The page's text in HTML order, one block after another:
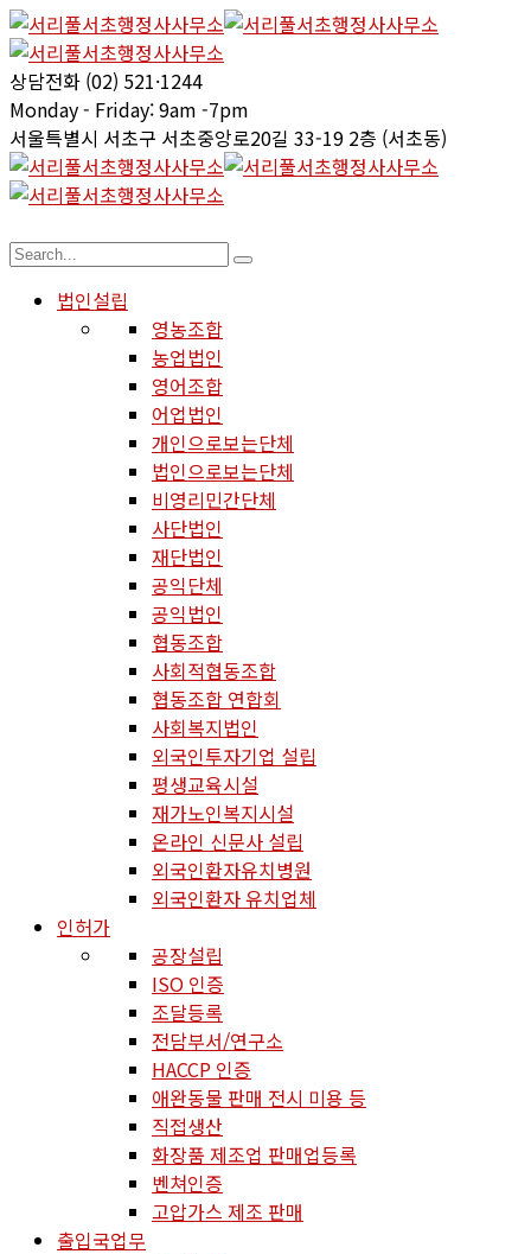
상담전화 (02) 521·1244
Monday - Friday:9am -7pm
서울특별시 서초구 서초중앙로20길 33-19 2층 (서초동)
법인설립
영농조합
농업법인
영어조합
어업법인
개인으로보는단체
법인으로보는단체
비영리민간단체
사단법인
재단법인
공익단체
공익법인
협동조합
사회적협동조합
협동조합 연합회
사회복지법인
외국인투자기업 설립
평생교육시설
재가노인복지시설
온라인 신문사 설립
외국인환자유치병원
외국인환자 유치업체
인허가
공장설립
ISO 인증
조달등록
전담부서/연구소
HACCP 인증
애완동물 판매 전시 미용 등
직접생산
화장품 제조업 판매업등록
벤쳐인증
고압가스 제조 판매
출입국업무